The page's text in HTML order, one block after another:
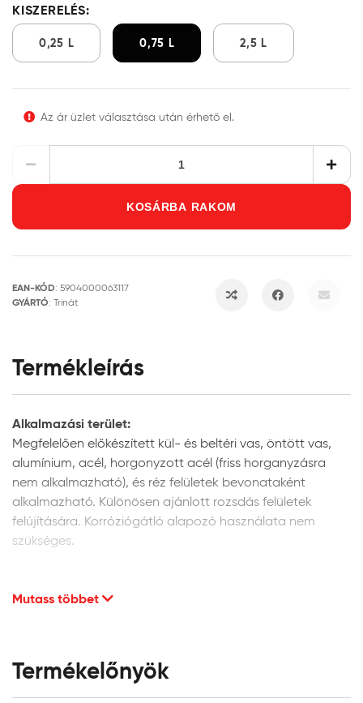
KISZERELÉS:
0,25 L 0,75 L 2,5 L
Az ár üzlet választása után érhető el.
KOSÁRBA RAKOM
EAN-KÓD: 5904000063117
GYÁRTÓ: Trinát
Termékleírás
Alkalmazási terület:
Megfelelően előkészített kül- és beltéri vas, öntött vas,
alumínium, acél, horgonyzott acél (friss horganyzásra
nem alkalmazható), és réz felületek bevonataként
alkalmazható. Különösen ajánlott rozsdás felületek
felújítására. Korróziógátló alapozó használata nem
szükséges.
A festendő felület legyen tiszta száraz, hordképes,
Mutass többet
Termékelőnyök